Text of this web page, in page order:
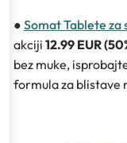
● Somat Tablete za
akciji 12.99 EUR
bez muke,
formula za blistave